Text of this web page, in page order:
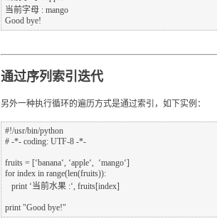
当前字母 : mango
通过序列索引迭代
另外一种执行循环的遍历方式是通过索引，如下实例：
#!/usr/bin/python
# -*- coding: UTF-8 -*-
fruits = [‘banana‘, ‘apple‘,  ‘mango‘]
for index in range(len(fruits)):